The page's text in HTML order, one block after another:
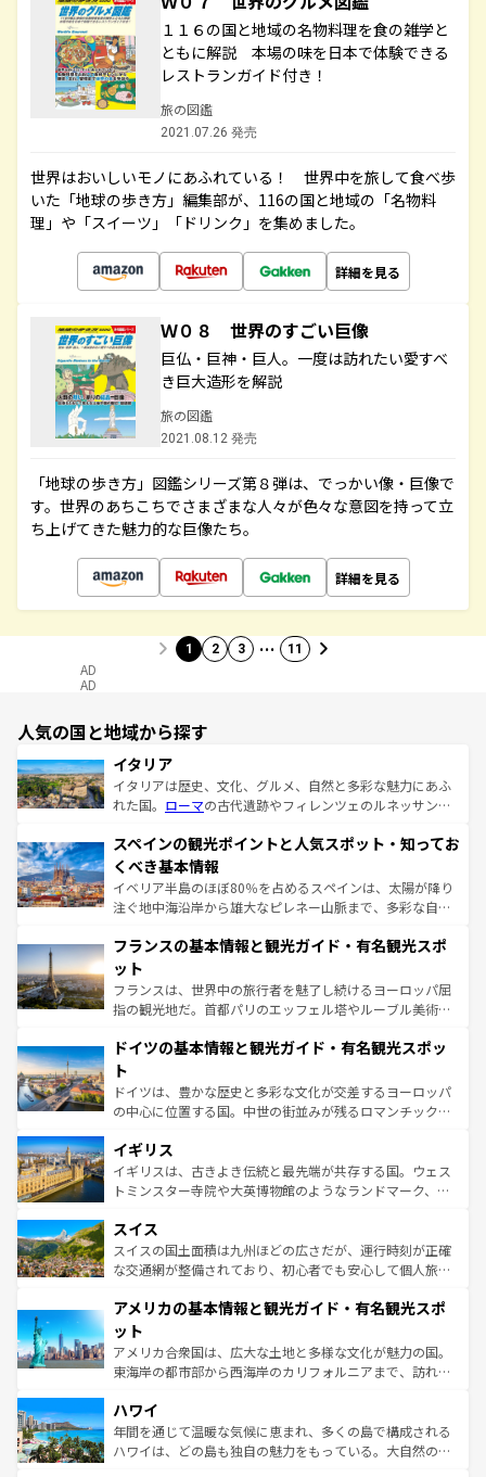
１１６の国と地域の名物料理を食の雑学と
ともに解説 本場の味を日本で体験できる
レストランガイド付き！
旅の図鑑
2021.07.26 発売
世界はおいしいモノにあふれている！ 世界中を旅して食べ歩
いた「地球の歩き方」編集部が、116の国と地域の「名物料
理」や「スイーツ」「ドリンク」を集めました。
詳細を見る
Ｗ０８ 世界のすごい巨像
巨仏・巨神・巨人。一度は訪れたい愛すべ
き巨大造形を解説
旅の図鑑
2021.08.12 発売
「地球の歩き方」図鑑シリーズ第８弾は、でっかい像・巨像で
す。世界のあちこちでさまざまな人々が色々な意図を持って立
ち上げてきた魅力的な巨像たち。
詳細を見る
1 2 3 … 11
AD
AD
人気の国と地域から探す
イタリア
イタリアは歴史、文化、グルメ、自然と多彩な魅力にあふ
れた国。 ローマの古代遺跡やフィレンツェのルネッサンス
ろん、トスカーナの美しい田園風景やアマルフィ海岸の絶
景など、自然景観も見逃せない。観光の合間には、本場の
ピザやパスタなど、絶品のイタリア料理を堪能することも
できる。朝目覚めてから夜眠るまで、すべての瞬間を楽し
なお、新着のイタリア情報はコンテンツ一覧を参照してほ
しい。
スペインの観光ポイントと人気スポット・知ってお
くべき基本情報
イベリア半島のほぼ80％を占めるスペインは、太陽が降り
注ぐ地中海沿岸から雄大なピレネー山脈まで、多彩な自然
文化が根付くこの国では、情熱的なフラメンコ、熱気あふ
れる闘牛、そして美味しいタパスが生活の一部となってい
る。首都マドリードの洗練された雰囲気や、バルセロナの
アートに溢れた街角から、地方では古代ローマ遺跡や中世
せる。地方によって風土や気候が異なるスペインはその個
ンテンツ一覧 を参照してほしい。
フランスの基本情報と観光ガイド・有名観光スポ
ット
フランスは、世界中の旅行者を魅了し続けるヨーロッパ屈
指の観光地だ。首都パリのエッフェル塔やルーブル美術館
で、幅広い魅力が詰まっている。華麗な宮殿、歴史的な大
聖堂、美しいビーチ、そして豊かな自然が、訪れる者を心
から魅了する。また、フランスは美食の国としても知ら
れ、フランス料理はユネスコ無形文化遺産にも登録されて
香り高いラベンダー畑など、多彩な楽しみ方が可能だ。さ
らに、パリ以外の地域にも魅力が溢れており、どの街角に
も豊かな歴史と文化が息づいている。パリ以外の個性あふ
を参照してほしい。
ドイツの基本情報と観光ガイド・有名観光スポッ
ト
ドイツは、豊かな歴史と多彩な文化が交差するヨーロッパ
の中心に位置する国。中世の街並みが残るロマンチック街
顔を持つこの国は、どこを歩いても飽きることがない。ベ
ルリンの文化的活気、バイエルン州のアルプスの絶景、そ
してライン川沿いのワイン畑といった風景は必見。ビール
は、お酒好きな人にはぜひ体験してほしい。 なお、新着の
ドイツ情報はコンテンツ一覧を参照してほしい。
イギリス
イギリスは、古きよき伝統と最先端が共存する国。ウェス
トミンスター寺院や大英博物館のようなランドマーク、歴
リアごとに異なる魅力がある。また、優雅なアフタヌーン
ティー、ビール好きにはたまらない英国パブ、サッカー観
戦など、本場だからこそできる体験も豊富。イギリスを旅
ンツ一覧を参照してほしい。
スイス
スイスの国土面積は九州ほどの広さだが、運行時刻が正確
な交通網が整備されており、初心者でも安心して個人旅行
の建物がそのまま残る町や、スイスならではのユニークな
博物館もあり、アルプス観光だけでなく町歩きも満喫する
ことができる。国民の所得が高いため物価も高いが、旅行
者向けの交通パス提供のサービスもあり、うまく活用すれ
着のスイス情報は
アメリカの基本情報と観光ガイド・有名観光スポ
ット
アメリカ合衆国は、広大な土地と多様な文化が魅力の国。
東海岸の都市部から西海岸のカリフォルニアまで、訪れる
のような巨大都市は、観光、ショッピング、エンターテイ
ンメントが詰まった刺激的なスポットだ。一方、アメリカ
西部には大自然が広がり、グランドキャニオンやイエロー
ハワイ
年間を通じて温暖な気候に恵まれ、多くの島で構成される
ハワイは、どの島も独自の魅力をもっている。大自然の神